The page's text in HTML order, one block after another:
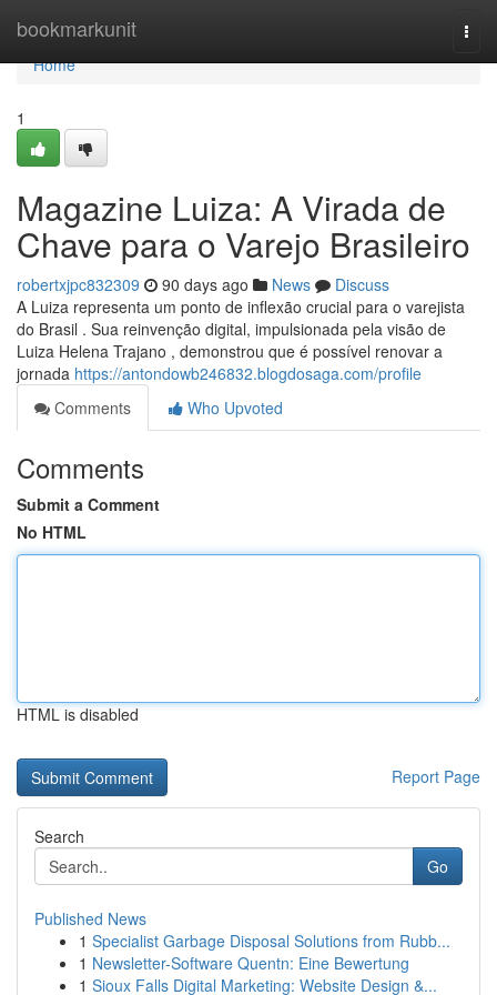
bookmarkunit
Home
Home
1
Magazine Luiza: A Virada de
Chave para o Varejo Brasileiro
robertxjpc832309 90 days ago News
Discuss
A Luiza representa um ponto de inflexão crucial para o varejista
do Brasil . Sua reinvenção digital, impulsionada pela visão de
Luiza Helena Trajano , demonstrou que é possível renovar a
jornada https://antondowb246832.blogdosaga.com/profile
Comments
Who Upvoted
Comments
Submit a Comment
No HTML
HTML is disabled
Report Page
Search
Go
Published News
1 Specialist Garbage Disposal Solutions from Rubb...
1 Newsletter-Software Quentn: Eine Bewertung
1 Sioux Falls Digital Marketing: Website Design &...